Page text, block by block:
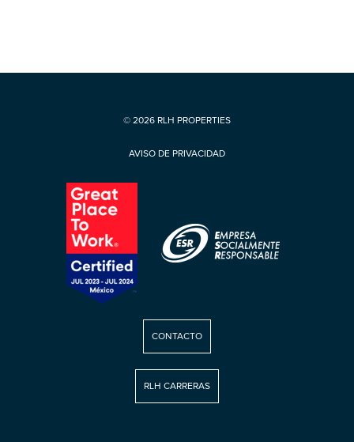
© 2026 RLH PROPERTIES
AVISO DE PRIVACIDAD
CONTACTO
RLH CARRERAS